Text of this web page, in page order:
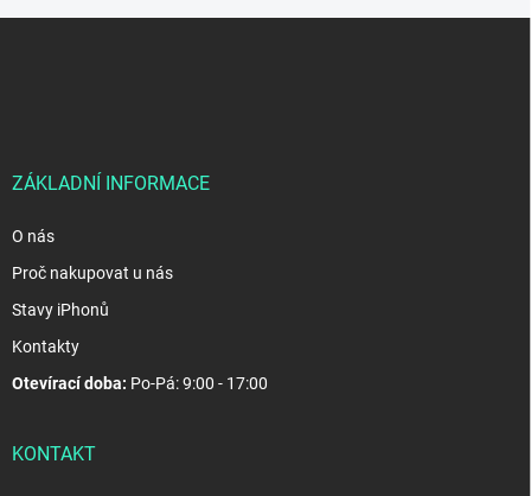
ZÁKLADNÍ INFORMACE
O nás
Proč nakupovat u nás
Stavy iPhonů
Kontakty
Otevírací doba: Po-Pá: 9:00 - 17:00
KONTAKT